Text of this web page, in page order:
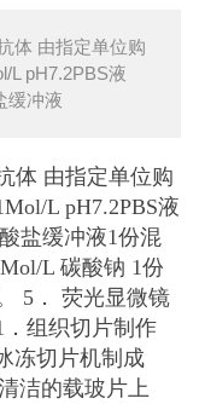
体 由指定单位购
L pH7.2PBS液
缓冲液
体 由指定单位购
L pH7.2PBS液
盐缓冲液1份混
L 碳酸钠 1份
5． 荧光显微镜
组织切片制作
冻切片机制成
洁的载玻片上